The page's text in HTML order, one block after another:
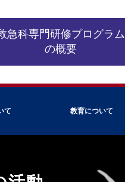
急科専門研修プログラム
の概要
て 教育について